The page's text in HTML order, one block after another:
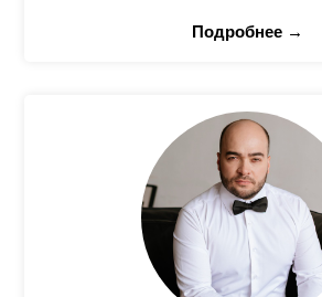
Подробнее →